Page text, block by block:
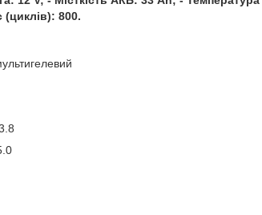
(циклів): 800.